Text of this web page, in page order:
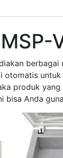
otomatis
produk
bisa Anda